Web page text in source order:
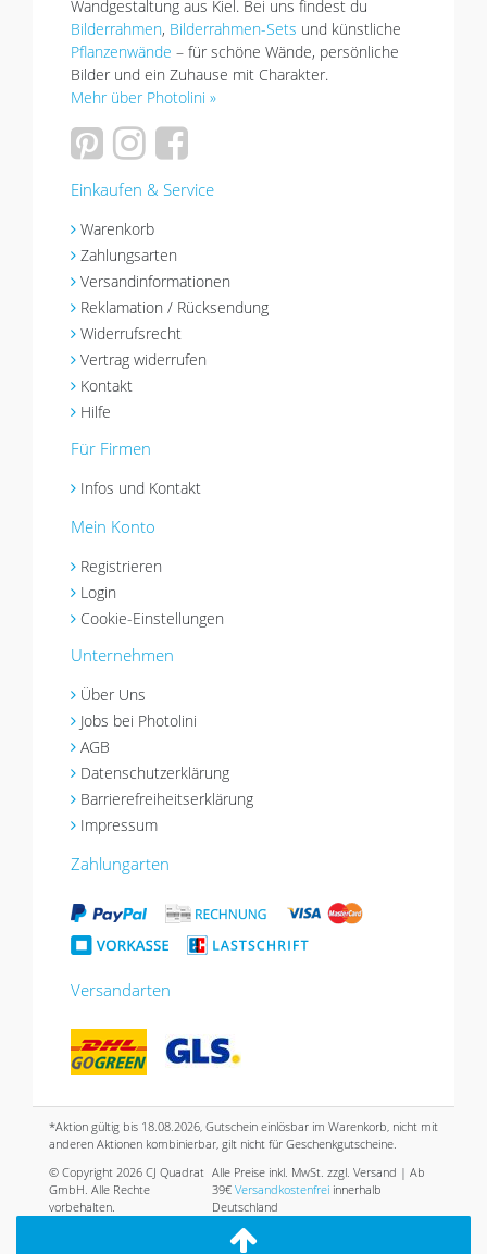
Wandgestaltung aus Kiel. Bei uns findest du
Bilderrahmen, Bilderrahmen-Sets und künstliche
Pflanzenwände – für schöne Wände, persönliche
Bilder und ein Zuhause mit Charakter.
Mehr über Photolini »
Einkaufen & Service
Warenkorb
Zahlungsarten
Versandinformationen
Reklamation / Rücksendung
Widerrufsrecht
Vertrag widerrufen
Kontakt
Hilfe
Für Firmen
Infos und Kontakt
Mein Konto
Registrieren
Login
Cookie-Einstellungen
Unternehmen
Über Uns
Jobs bei Photolini
AGB
Datenschutzerklärung
Barrierefreiheitserklärung
Impressum
Zahlungarten
Versandarten
*Aktion gültig bis 18.08.2026, Gutschein einlösbar im Warenkorb, nicht mit
anderen Aktionen kombinierbar, gilt nicht für Geschenkgutscheine.
© Copyright 2026 CJ Quadrat
GmbH. Alle Rechte
vorbehalten.
Alle Preise inkl. MwSt. zzgl. Versand | Ab
39€Versandkostenfrei innerhalb
Deutschland